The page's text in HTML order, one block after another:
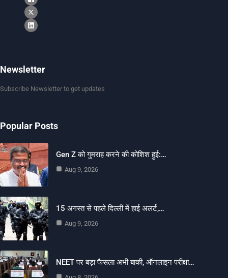
Newsletter
Subscribe Newsletter to get updates
Popular Posts
Gen Z को गुमराह करने की कोशिश हुई:…
Aug 9, 2026
15 अगस्त से पहले दिल्ली में हाई अलर्ट,…
Aug 9, 2026
NEET पर बड़ा फैसला अभी बाकी, ऑनलाइन परीक्षा…